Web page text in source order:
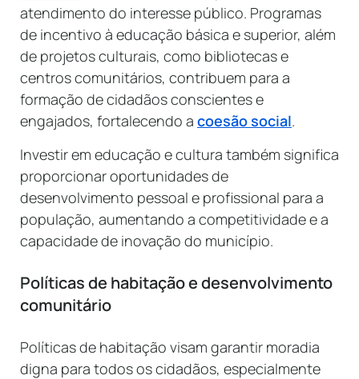
atendimento do interesse público. Programas
de incentivo à educação básica e superior, além
de projetos culturais, como bibliotecas e
centros comunitários, contribuem para a
formação de cidadãos conscientes e
engajados, fortalecendo a coesão social.
Investir em educação e cultura também significa
proporcionar oportunidades de
desenvolvimento pessoal e profissional para a
população, aumentando a competitividade e a
capacidade de inovação do município.
Políticas de habitação e desenvolvimento
comunitário
Políticas de habitação visam garantir moradia
digna para todos os cidadãos, especialmente